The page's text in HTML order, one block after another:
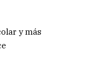
y más